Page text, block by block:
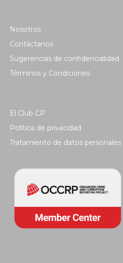
Nosotros
Contáctanos
Sugerencias de confidencialidad
Términos y Condiciones
El Club CP
Política de privacidad
Tratamiento de datos personales